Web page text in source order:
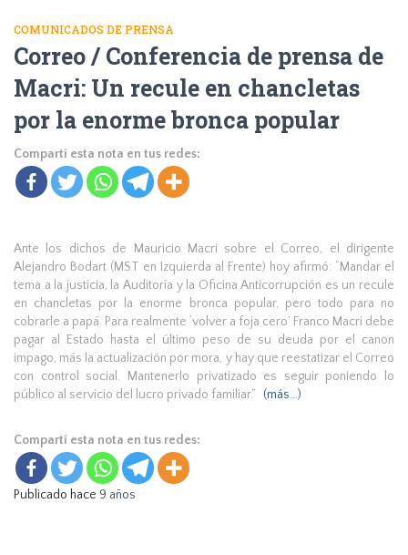
COMUNICADOS DE PRENSA
Correo / Conferencia de prensa de
Macri: Un recule en chancletas
por la enorme bronca popular
Compartí esta nota en tus redes:
Ante los dichos de Mauricio Macri sobre el Correo, el dirigente
Alejandro Bodart (MST en Izquierda al Frente) hoy afirmó: “Mandar el
tema a la justicia, la Auditoría y la Oficina Anticorrupción es un recule
en chancletas por la enorme bronca popular, pero todo para no
cobrarle a papá. Para realmente ‘volver a foja cero’ Franco Macri debe
pagar al Estado hasta el último peso de su deuda por el canon
impago, más la actualización por mora, y hay que reestatizar el Correo
con control social. Mantenerlo privatizado es seguir poniendo lo
público al servicio del lucro privado familiar.”
(más…)
Compartí esta nota en tus redes:
Publicado hace 9 años